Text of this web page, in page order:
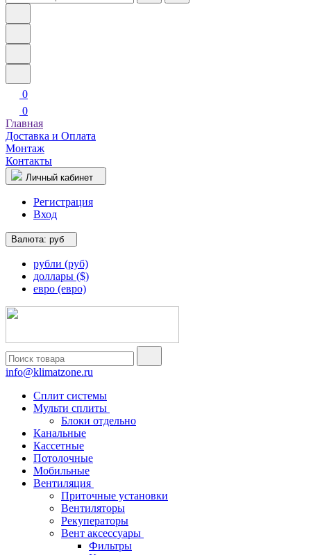
0
0
Главная
Доставка и Оплата
Монтаж
Контакты
Личный кабинет
Регистрация
Вход
Валюта: руб
рубли (руб)
доллары ($)
евро (евро)
info@klimatzone.ru
Сплит системы
Мульти сплиты
Блоки отдельно
Канальные
Кассетные
Потолочные
Мобильные
Вентиляция
Приточные установки
Вентиляторы
Рекуператоры
Вент аксессуары
Фильтры